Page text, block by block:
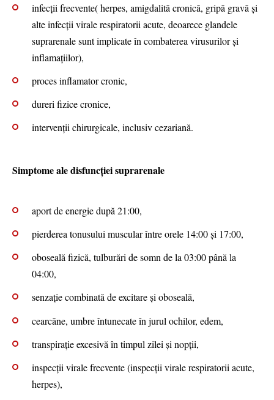
infecții frecvente( herpes, amigdalită cronică, gripă gravă și
alte infecții virale respiratorii acute, deoarece glandele
suprarenale sunt implicate în combaterea virusurilor și
inflamațiilor),
proces inflamator cronic,
dureri fizice cronice,
intervenții chirurgicale, inclusiv cezariană.
Simptome ale disfuncției suprarenale
aport de energie după 21:00,
pierderea tonusului muscular între orele 14:00 și 17:00,
oboseală fizică, tulburări de somn de la 03:00 până la
04:00,
senzație combinată de excitare și oboseală,
cearcăne, umbre întunecate în jurul ochilor, edem,
transpirație excesivă în timpul zilei și nopții,
inspecții virale frecvente (inspecții virale respiratorii acute,
herpes),